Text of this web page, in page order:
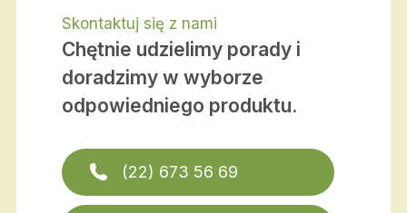
Skontaktuj się z nami
Chętnie udzielimy porady i
doradzimy w wyborze
odpowiedniego produktu.
(22) 673 56 69